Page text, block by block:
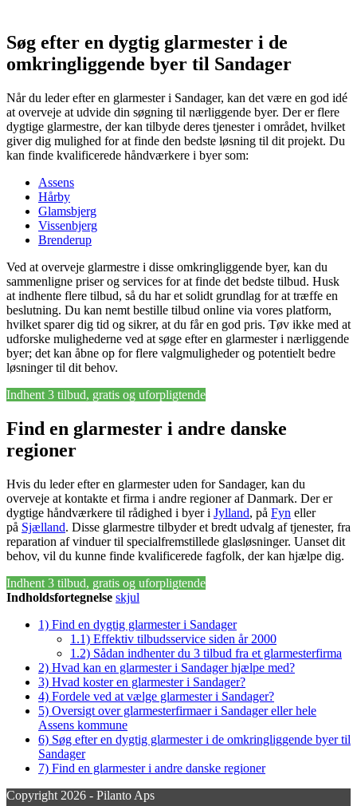
Søg efter en dygtig glarmester i de
omkringliggende byer til Sandager
Når du leder efter en glarmester i Sandager, kan det være en god idé
at overveje at udvide din søgning til nærliggende byer. Der er flere
dygtige glarmestre, der kan tilbyde deres tjenester i området, hvilket
giver dig mulighed for at finde den bedste løsning til dit projekt. Du
kan finde kvalificerede håndværkere i byer som:
Assens
Hårby
Glamsbjerg
Vissenbjerg
Brenderup
Ved at overveje glarmestre i disse omkringliggende byer, kan du
sammenligne priser og services for at finde det bedste tilbud. Husk
at indhente flere tilbud, så du har et solidt grundlag for at træffe en
beslutning. Du kan nemt bestille tilbud online via vores platform,
hvilket sparer dig tid og sikrer, at du får en god pris. Tøv ikke med at
udforske mulighederne ved at søge efter en glarmester i nærliggende
byer; det kan åbne op for flere valgmuligheder og potentielt bedre
løsninger til dit behov.
Indhent 3 tilbud, gratis og uforpligtende
Find en glarmester i andre danske
regioner
Hvis du leder efter en glarmester uden for Sandager, kan du
overveje at kontakte et firma i andre regioner af Danmark. Der er
dygtige håndværkere til rådighed i byer i Jylland, på Fyn eller
på Sjælland. Disse glarmestre tilbyder et bredt udvalg af tjenester, fra
reparation af vinduer til specialfremstillede glasløsninger. Uanset dit
behov, vil du kunne finde kvalificerede fagfolk, der kan hjælpe dig.
Indhent 3 tilbud, gratis og uforpligtende
Indholdsfortegnelse skjul
1) Find en dygtig glarmester i Sandager
1.1) Effektiv tilbudsservice siden år 2000
1.2) Sådan indhenter du 3 tilbud fra et glarmesterfirma
2) Hvad kan en glarmester i Sandager hjælpe med?
3) Hvad koster en glarmester i Sandager?
4) Fordele ved at vælge glarmester i Sandager?
5) Oversigt over glarmesterfirmaer i Sandager eller hele
Assens kommune
6) Søg efter en dygtig glarmester i de omkringliggende byer til
Sandager
7) Find en glarmester i andre danske regioner
Copyright 2026 - Pilanto Aps